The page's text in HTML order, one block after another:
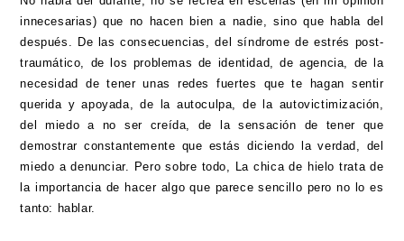
innecesarias) que no hacen bien a nadie, sino que habla del
después. De las consecuencias, del síndrome de estrés post-
traumático, de los problemas de identidad, de agencia, de la
necesidad de tener unas redes fuertes que te hagan sentir
querida y apoyada, de la autoculpa, de la autovictimización,
del miedo a no ser creída, de la sensación de tener que
demostrar constantemente que estás diciendo la verdad, del
miedo a denunciar. Pero sobre todo, La chica de hielo trata de
la importancia de hacer algo que parece sencillo pero no lo es
tanto: hablar.